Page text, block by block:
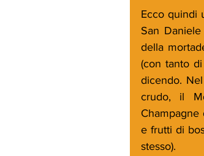
Ecco quindi
San
della
(con tanto
dicendo.
crudo, il
e frutti di
stesso).